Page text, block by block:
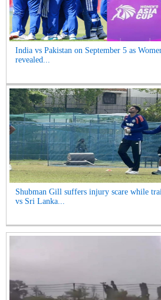
India vs Pakistan on September 5 as
revealed...
Shubman Gill suffers injury scare while
vs Sri Lanka...